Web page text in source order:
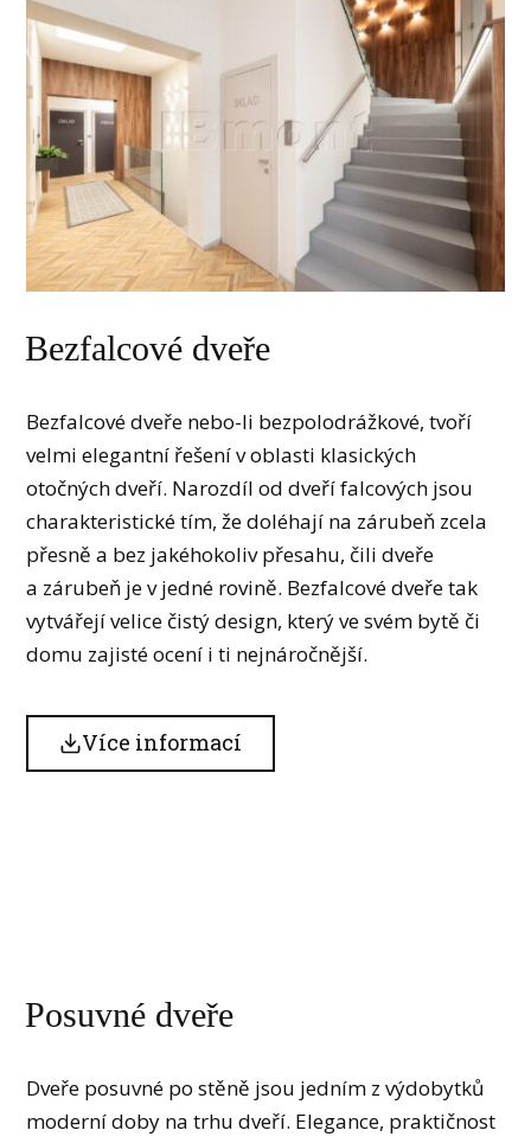
Bezfalcové dveře
Bezfalcové dveře nebo-li bezpolodrážkové, tvoří
velmi elegantní řešení v oblasti klasických
otočných dveří. Narozdíl od dveří falcových jsou
charakteristické tím, že doléhají na zárubeň zcela
přesně a bez jakéhokoliv přesahu, čili dveře
a zárubeň je v jedné rovině. Bezfalcové dveře tak
vytvářejí velice čistý design, který ve svém bytě či
domu zajisté ocení i ti nejnáročnější.
Více informací
Posuvné dveře
Dveře posuvné po stěně jsou jedním z výdobytků
moderní doby na trhu dveří. Elegance, praktičnost